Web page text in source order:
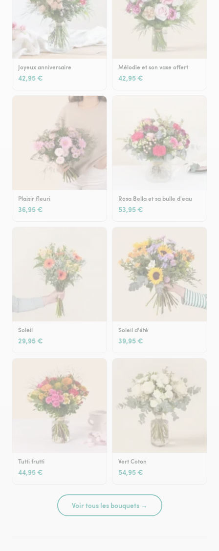
Joyeux anniversaire
42,95 €
Mélodie et son vase offert
42,95 €
Plaisir fleuri
36,95 €
Rosa Bella et sa bulle d'eau
53,95 €
Soleil
29,95 €
Soleil d'été
39,95 €
Tutti frutti
44,95 €
Vert Coton
54,95 €
Voir tous les bouquets →